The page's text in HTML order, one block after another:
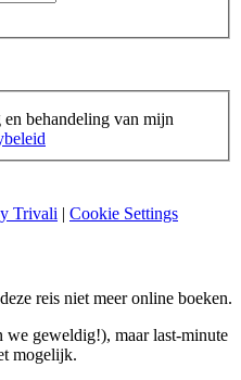
behandeling van mijn
Trivali | Cookie Settings
reis niet meer online boeken.
we geweldig!), maar last-minute
mogelijk.